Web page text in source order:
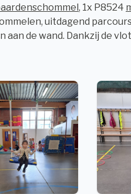
, 1x P8524
uitdagend
de wand. Dankzij de